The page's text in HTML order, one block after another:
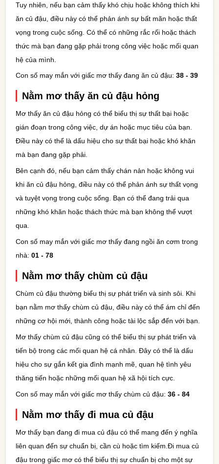
Tuy nhiên, nếu bạn cảm thấy khó chịu hoặc không thích khi
ăn củ đậu, điều này có thể phản ánh sự bất mãn hoặc thất
vọng trong cuộc sống. Có thể có những rắc rối hoặc thách
thức mà bạn đang gặp phải trong công việc hoặc mối quan
hệ của mình.
Con số may mắn với giấc mơ thấy đang ăn củ đậu: 38 - 39
Nằm mơ thấy ăn củ đậu hỏng
Mơ thấy ăn củ đậu hỏng có thể biểu thị sự thất bại hoặc
gián đoạn trong công việc, dự án hoặc mục tiêu của bạn.
Điều này có thể là dấu hiệu cho sự thất bại hoặc khó khăn
mà bạn đang gặp phải.
Bên cạnh đó, nếu bạn cảm thấy chán nản hoặc không vui
khi ăn củ đậu hỏng, điều này có thể phản ánh sự thất vọng
và tuyệt vọng trong cuộc sống. Bạn có thể đang trải qua
những khó khăn hoặc thách thức mà bạn không thể vượt
qua.
Con số may mắn với giấc mơ thấy đang ngồi ăn cơm trong
nhà: 01 - 78
Nằm mơ thấy chùm củ đậu
Chùm củ đậu thường biểu thị sự phát triển và sinh sôi. Khi
bạn nằm mơ thấy chùm củ đậu, điều này có thể ám chỉ đến
những cơ hội mới, thành công hoặc tài lộc sắp đến với bạn.
Mơ thấy chùm củ đậu cũng có thể biểu thị sự phát triển và
tiến bộ trong các mối quan hệ cá nhân. Đây có thể là dấu
hiệu cho sự gắn kết gia đình mạnh mẽ, quan hệ tình yêu
thăng tiến hoặc những mối quan hệ xã hội tích cực.
Con số may mắn với giấc mơ thấy chùm củ đậu: 36 - 84
Nằm mơ thấy đi mua củ đậu
Mơ thấy bạn đang đi mua củ đậu có thể mang đến ý nghĩa
liên quan đến sự chuẩn bị, cần cù hoặc tìm kiếm.Đi mua củ
đậu trong giấc mơ có thể biểu thị sự chuẩn bị cho một sự